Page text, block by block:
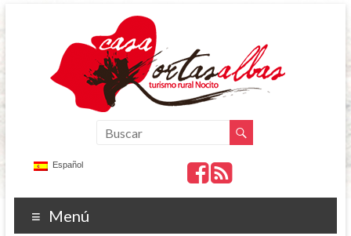
Español
Menú